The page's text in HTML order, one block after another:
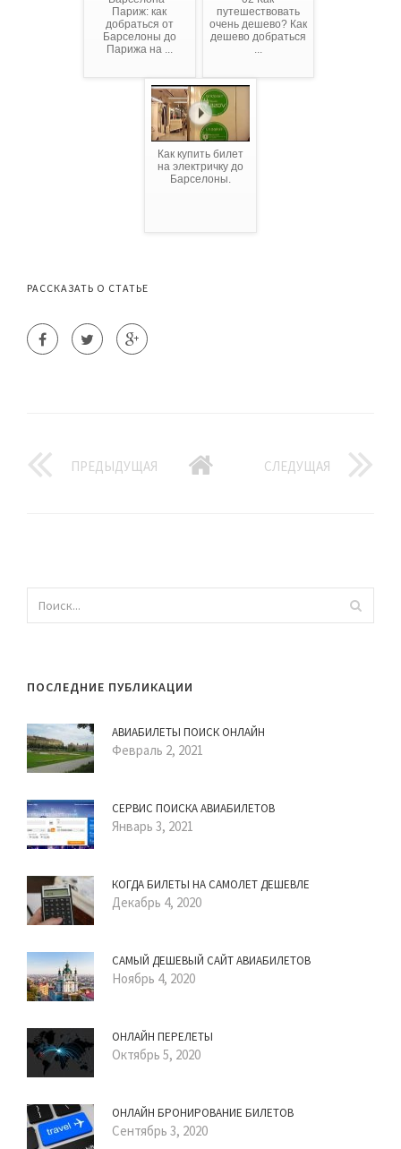
Париж: как
добраться от
Барселоны до
Парижа на ...
путешествовать
очень дешево? Как
дешево добраться
...
Как купить билет
на электричку до
Барселоны.
РАССКАЗАТЬ О СТАТЬЕ
ПРЕДЫДУЩАЯ СЛЕДУЩАЯ
ПОСЛЕДНИЕ ПУБЛИКАЦИИ
АВИАБИЛЕТЫ ПОИСК ОНЛАЙН
Февраль 2, 2021
СЕРВИС ПОИСКА АВИАБИЛЕТОВ
Январь 3, 2021
КОГДА БИЛЕТЫ НА САМОЛЕТ ДЕШЕВЛЕ
Декабрь 4, 2020
САМЫЙ ДЕШЕВЫЙ САЙТ АВИАБИЛЕТОВ
Ноябрь 4, 2020
ОНЛАЙН ПЕРЕЛЕТЫ
Октябрь 5, 2020
ОНЛАЙН БРОНИРОВАНИЕ БИЛЕТОВ
Сентябрь 3, 2020